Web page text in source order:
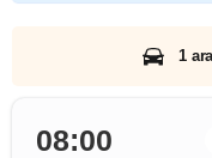
1
08:00